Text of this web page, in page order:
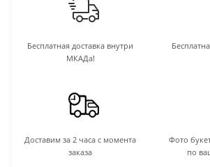
Бесплатная доставка внутри
МКАДа!
Доставим за 2 часа с момента
заказа
Фото
по